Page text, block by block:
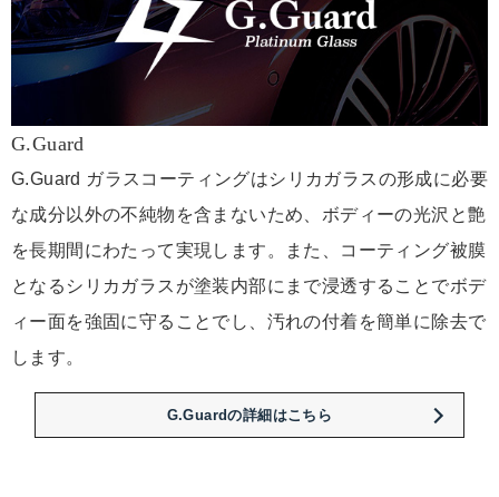
G.Guard
G.Guard ガラスコーティングはシリカガラスの形成に必要
な成分以外の不純物を含まないため、ボディーの光沢と艶
を長期間にわたって実現します。また、コーティング被膜
となるシリカガラスが塗装内部にまで浸透することでボデ
ィー面を強固に守ることでし、汚れの付着を簡単に除去で
します。
G.Guardの詳細はこちら